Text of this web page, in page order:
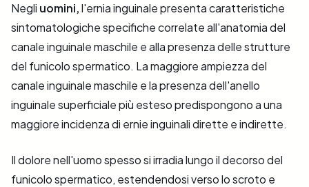
Negli uomini,l'ernia inguinale presenta caratteristiche
sintomatologiche specifiche correlate all'anatomia del
canale inguinale maschile e alla presenza delle strutture
del funicolo spermatico. La maggiore ampiezza del
canale inguinale maschile e la presenza dell'anello
inguinale superficiale più esteso predispongono a una
maggiore incidenza di ernie inguinali dirette e indirette.
Il dolore nell'uomo spesso si irradia lungo il decorso del
funicolo spermatico, estendendosi verso lo scroto e